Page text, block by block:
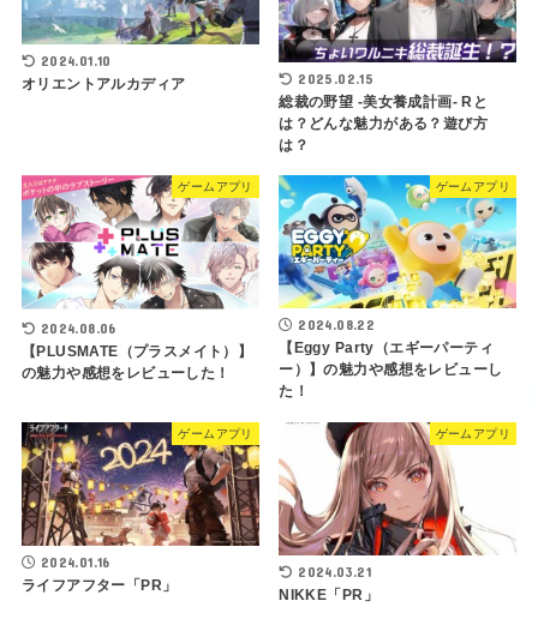
2024.01.10
オリエントアルカディア 2025.02.15
総裁の野望 -美女養成計画- Rと
は？どんな魅力がある？遊び方
は？
ゲームアプリ
2024.08.06
【PLUSMATE（プラスメイト）】
の魅力や感想をレビューした！
ゲームアプリ
2024.08.22
【Eggy Party（エギーパーティ
ー）】の魅力や感想をレビューし
た！
ゲームアプリ
2024.01.16
ライフアフター「PR」
ゲームアプリ
2024.03.21
NIKKE「PR」